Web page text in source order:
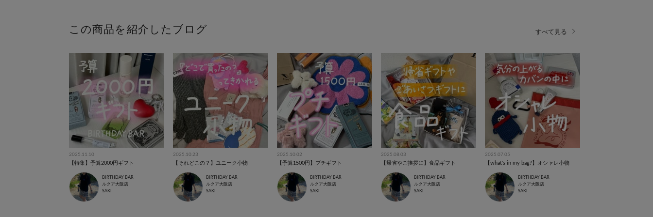
この商品を紹介したブログ
2025.11.10
【特集】予算2000円ギフト
BIRTHDAY BAR
ルクア大阪店
SAKI
2025.10.23
【それどこの？】ユニーク小物
BIRTHDAY BAR
ルクア大阪店
SAKI
2025.10.02
【予算1500円】プチギフト
BIRTHDAY BAR
ルクア大阪店
SAKI
2025.08.03
【帰省やご挨拶に】食品ギフト
BIRTHDAY BAR
ルクア大阪店
SAKI
2025.07.05
【what's in my bag?】オシャレ小物
BIRTHDAY BAR
ルクア大阪店
SAKI
すべて見る